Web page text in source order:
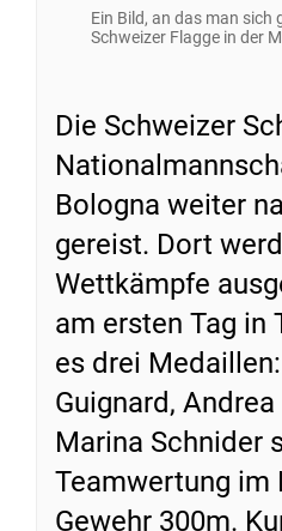
Ein Bild, an das man sich
Schweizer Flagge in der
Die Schweizer
Bologna weiter
gereist. Dort
Wettkämpfe
am ersten Tag in
es drei
Guignard,
Marina Schnider
Teamwertung im
Gewehr 300m.